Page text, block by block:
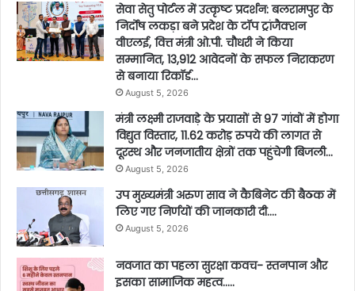
सेवा सेतु पोर्टल में उत्कृष्ट प्रदर्शन: बलरामपुर के
निर्दोष लकड़ा बने प्रदेश के टॉप ट्रांजैक्शन
वीएलई, वित्त मंत्री ओ.पी. चौधरी ने किया
सम्मानित, 13,912 आवेदनों के सफल निराकरण
से बनाया रिकॉर्ड…
August 5, 2026
मंत्री लक्ष्मी राजवाड़े के प्रयासों से 97 गांवों में होगा
विद्युत विस्तार, 11.62 करोड़ रुपये की लागत से
दूरस्थ और जनजातीय क्षेत्रों तक पहुंचेगी बिजली…
August 5, 2026
उप मुख्यमंत्री अरुण साव ने कैबिनेट की बैठक में
लिए गए निर्णयों की जानकारी दी….
August 5, 2026
नवजात का पहला सुरक्षा कवच- स्तनपान और
इसका सामाजिक महत्व…..